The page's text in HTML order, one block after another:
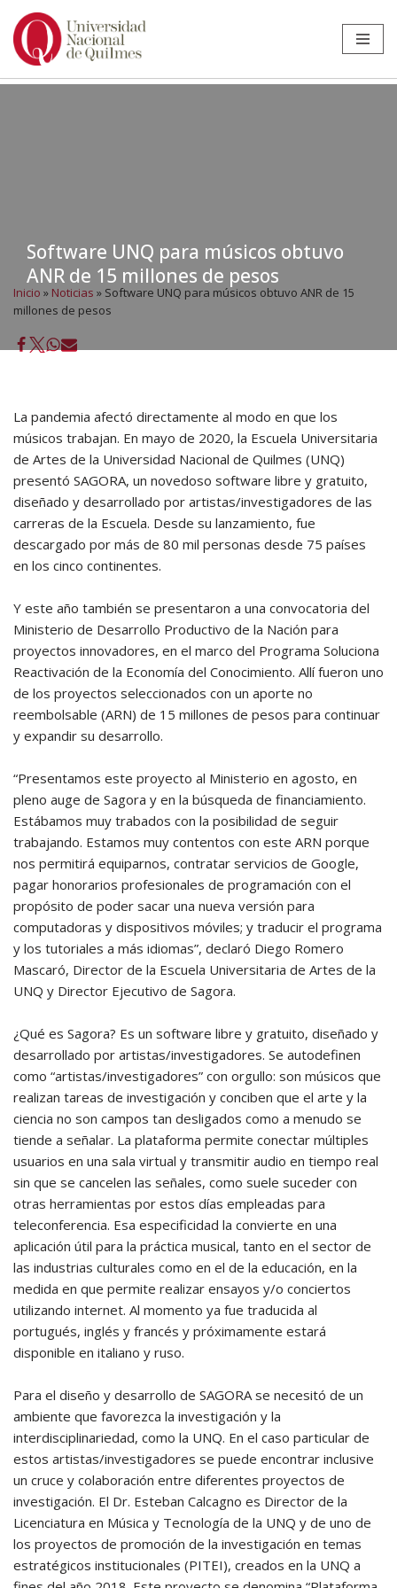
Ir
Software UNQ para músicos obtuvo
ANR de 15 millones de pesos
Inicio » Noticias » Software UNQ para músicos obtuvo ANR de 15
millones de pesos
La pandemia afectó directamente al modo en que los
músicos trabajan. En mayo de 2020, la Escuela Universitaria
de Artes de la Universidad Nacional de Quilmes (UNQ)
presentó SAGORA, un novedoso software libre y gratuito,
diseñado y desarrollado por artistas/investigadores de las
carreras de la Escuela. Desde su lanzamiento, fue
descargado por más de 80 mil personas desde 75 países
en los cinco continentes.
Y este año también se presentaron a una convocatoria del
Ministerio de Desarrollo Productivo de la Nación para
proyectos innovadores, en el marco del Programa Soluciona
Reactivación de la Economía del Conocimiento. Allí fueron uno
de los proyectos seleccionados con un aporte no
reembolsable (ARN) de 15 millones de pesos para continuar
y expandir su desarrollo.
“Presentamos este proyecto al Ministerio en agosto, en
pleno auge de Sagora y en la búsqueda de financiamiento.
Estábamos muy trabados con la posibilidad de seguir
trabajando. Estamos muy contentos con este ARN porque
nos permitirá equiparnos, contratar servicios de Google,
pagar honorarios profesionales de programación con el
propósito de poder sacar una nueva versión para
computadoras y dispositivos móviles; y traducir el programa
y los tutoriales a más idiomas”, declaró Diego Romero
Mascaró, Director de la Escuela Universitaria de Artes de la
UNQ y Director Ejecutivo de Sagora.
¿Qué es Sagora? Es un software libre y gratuito, diseñado y
desarrollado por artistas/investigadores. Se autodefinen
como “artistas/investigadores” con orgullo: son músicos que
realizan tareas de investigación y conciben que el arte y la
ciencia no son campos tan desligados como a menudo se
tiende a señalar. La plataforma permite conectar múltiples
usuarios en una sala virtual y transmitir audio en tiempo real
sin que se cancelen las señales, como suele suceder con
otras herramientas por estos días empleadas para
teleconferencia. Esa especificidad la convierte en una
aplicación útil para la práctica musical, tanto en el sector de
las industrias culturales como en el de la educación, en la
medida en que permite realizar ensayos y/o conciertos
utilizando internet. Al momento ya fue traducida al
portugués, inglés y francés y próximamente estará
disponible en italiano y ruso.
Para el diseño y desarrollo de SAGORA se necesitó de un
ambiente que favorezca la investigación y la
interdisciplinariedad, como la UNQ. En el caso particular de
estos artistas/investigadores se puede encontrar inclusive
un cruce y colaboración entre diferentes proyectos de
investigación. El Dr. Esteban Calcagno es Director de la
Licenciatura en Música y Tecnología de la UNQ y de uno de
los proyectos de promoción de la investigación en temas
estratégicos institucionales (PITEI), creados en la UNQ a